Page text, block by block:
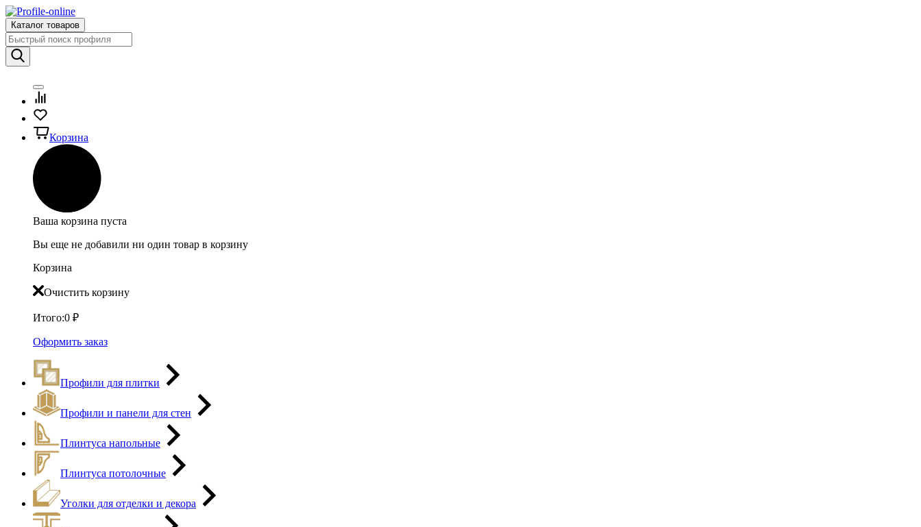
Каталог товаров
Корзина
Ваша корзина пуста
Вы еще не добавили ни один товар в корзину
Корзина
Очистить корзину
Итого:0 ₽
Оформить заказ
Профили для плитки
Профили и панели для стен
Плинтуса напольные
Плинтуса потолочные
Уголки для отделки и декора